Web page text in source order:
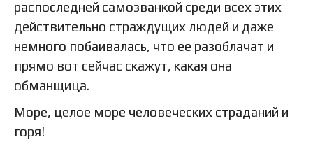
распоследней самозванкой среди всех этих
действительно страждущих людей и даже
немного побаивалась, что ее разоблачат и
прямо вот сейчас скажут, какая она
обманщица.
Море, целое море человеческих страданий и
горя!